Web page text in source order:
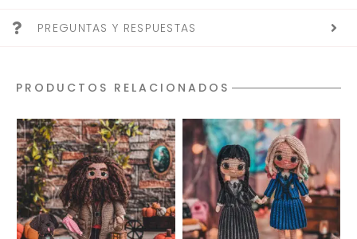
PREGUNTAS Y RESPUESTAS
PRODUCTOS RELACIONADOS